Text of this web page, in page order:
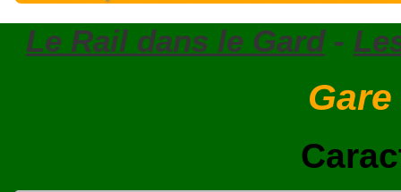
Le Rail dans le Gard-